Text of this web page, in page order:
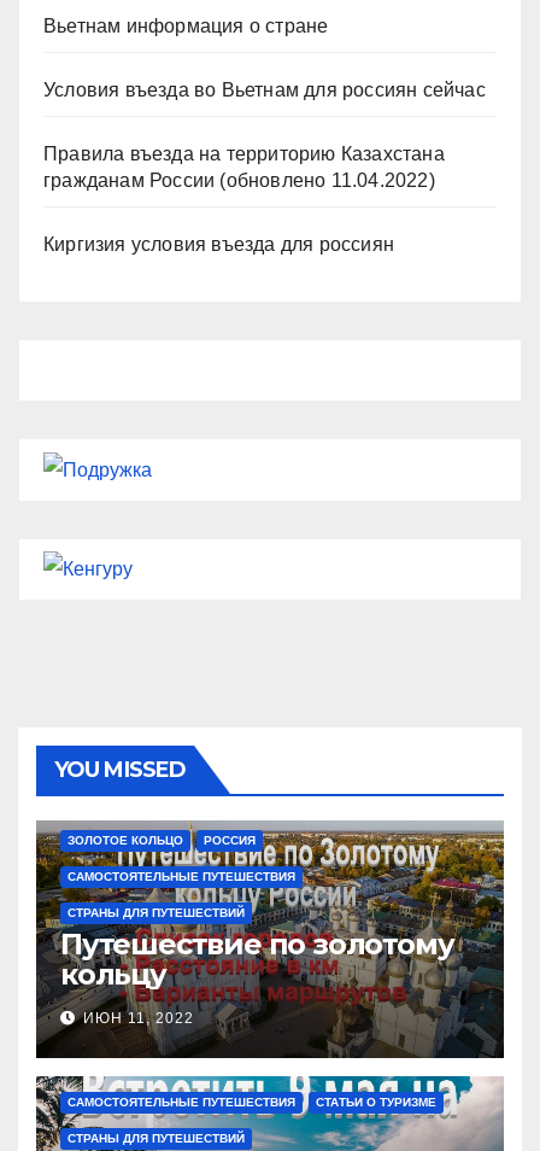
Вьетнам информация о стране
Условия въезда во Вьетнам для россиян сейчас
Правила въезда на территорию Казахстана
гражданам России (обновлено 11.04.2022)
Киргизия условия въезда для россиян
YOU MISSED
ЗОЛОТОЕ КОЛЬЦО РОССИЯ
САМОСТОЯТЕЛЬНЫЕ ПУТЕШЕСТВИЯ
СТРАНЫ ДЛЯ ПУТЕШЕСТВИЙ
Путешествие по золотому
кольцу
ИЮН 11, 2022
САМОСТОЯТЕЛЬНЫЕ ПУТЕШЕСТВИЯ СТАТЬИ О ТУРИЗМЕ
СТРАНЫ ДЛЯ ПУТЕШЕСТВИЙ